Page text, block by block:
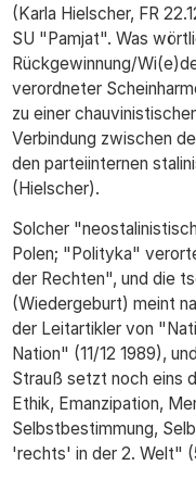
(Karla Hielscher, FR
SU "Pamjat". Was
Rückgewinnung/
verordneter
zu einer
Verbindung zwischen
den parteiinternen
(Hielscher).
Solcher
Polen; "Polityka"
der Rechten", und die
(Wiedergeburt) meint
der Leitartikler von
Nation" (11/12 1989),
Strauß setzt noch eins
Ethik, Emanzipation,
Selbstbestimmung,
'rechts' in der 2. Welt"